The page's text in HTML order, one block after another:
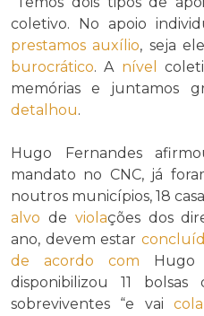
coletivo. No apoio
prestamos auxílio, seja
burocrático. A nível
memórias e juntamos
detalhou.
Hugo Fernandes
mandato no CNC, já
noutros municípios, 18
alvo de violações dos
ano, devem estar
de acordo com Hugo
disponibilizou 11
sobreviventes “e vai